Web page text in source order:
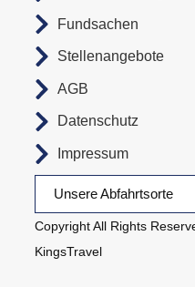
Copyright All Rights
KingsTravel
Unsere Abfahrtsorte
Fundsachen
Stellenangebote
AGB
Datenschutz
Impressum